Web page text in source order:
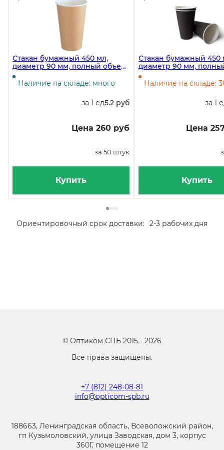
Стакан бумажный 450 мл,
диаметр 90 мм, полный объем
518 мл, крафт, 50 штук
Наличие на складе: много
за 1 ед5.2 руб
Цена 260 руб
за 50 штук
Купить
Стакан бумажный 450
диаметр 90 мм,
530 мл, черный, 50
Наличие на складе:
за 1
Цена
Купить
Ориентировочный срок доставки: 2-3 рабочих дня
© Оптиком СПБ 2015 - 2026
Все права защищены.
+7 (812) 248-08-81
info@opticom-spb.ru
188663, Ленинградская область, Всеволожский район,
гп Кузьмоловский, улица Заводская, дом 3, корпус
360Г, помещение 12